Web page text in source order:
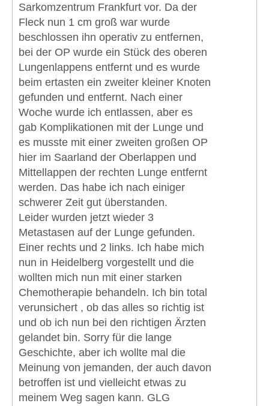
Sarkomzentrum Frankfurt vor. Da der
Fleck nun 1 cm groß war wurde
beschlossen ihn operativ zu entfernen,
bei der OP wurde ein Stück des oberen
Lungenlappens entfernt und es wurde
beim ertasten ein zweiter kleiner Knoten
gefunden und entfernt. Nach einer
Woche wurde ich entlassen, aber es
gab Komplikationen mit der Lunge und
es musste mit einer zweiten großen OP
hier im Saarland der Oberlappen und
Mittellappen der rechten Lunge entfernt
werden. Das habe ich nach einiger
schwerer Zeit gut überstanden.
Leider wurden jetzt wieder 3
Metastasen auf der Lunge gefunden.
Einer rechts und 2 links. Ich habe mich
nun in Heidelberg vorgestellt und die
wollten mich nun mit einer starken
Chemotherapie behandeln. Ich bin total
verunsichert , ob das alles so richtig ist
und ob ich nun bei den richtigen Ärzten
gelandet bin. Sorry für die lange
Geschichte, aber ich wollte mal die
Meinung von jemanden, der auch davon
betroffen ist und vielleicht etwas zu
meinem Weg sagen kann. GLG